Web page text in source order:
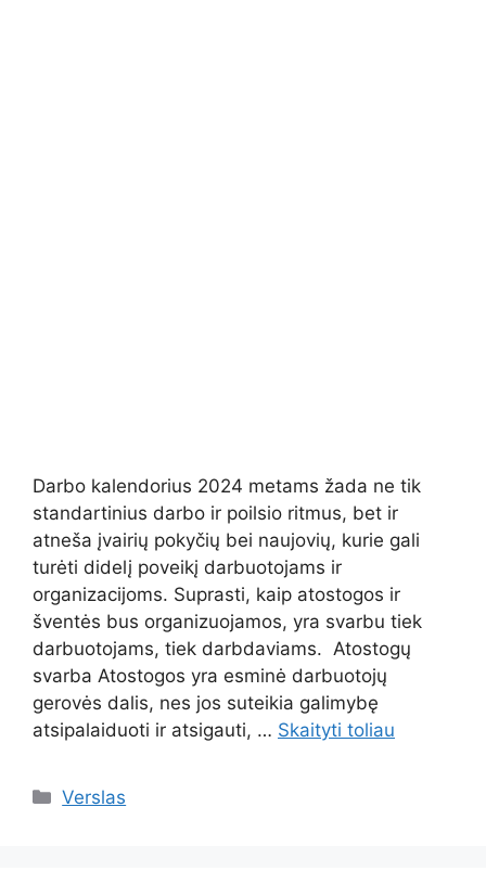
Darbo kalendorius 2024 metams žada ne tik
standartinius darbo ir poilsio ritmus, bet ir
atneša įvairių pokyčių bei naujovių, kurie gali
turėti didelį poveikį darbuotojams ir
organizacijoms. Suprasti, kaip atostogos ir
šventės bus organizuojamos, yra svarbu tiek
darbuotojams, tiek darbdaviams. Atostogų
svarba Atostogos yra esminė darbuotojų
gerovės dalis, nes jos suteikia galimybę
atsipalaiduoti ir atsigauti, … Skaityti toliau
Kategorijos
Verslas